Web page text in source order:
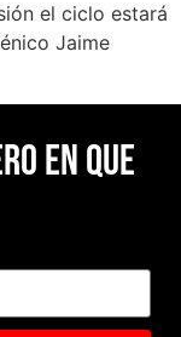
el ciclo estará
Jaime
en Que